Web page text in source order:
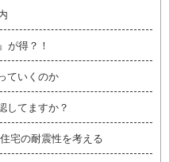
が得？！
ていくのか
してますか？
宅の耐震性を考える